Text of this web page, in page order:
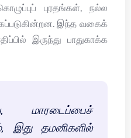
புரதங்கள், நல்ல
இந்த வகைக்
இருந்து பாதுகாக்க
மாரடைப்பைச்
இது தமனிகளில்